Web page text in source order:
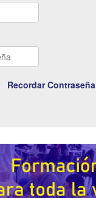
Recordar Contraseña